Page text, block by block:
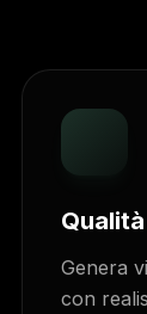
Genera
con